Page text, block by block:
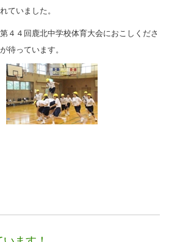
ていました。
４４回鹿北中学校体育大会におこしくださ
待っています。